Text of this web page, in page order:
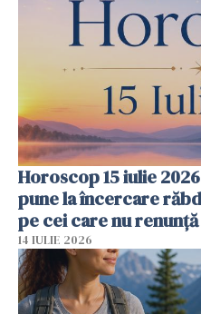
Horoscop 15 iulie
pune la încercare
pe cei care nu
14 IULIE 2026